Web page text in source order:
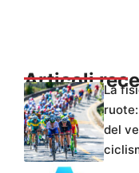
Articoli
La
del